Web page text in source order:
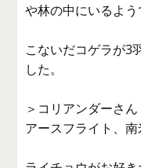
や林の中にいるよう
こないだコゲラが3
した。
＞コリアンダーさん
アースフライト、